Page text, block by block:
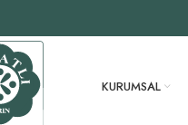
KURUMSAL